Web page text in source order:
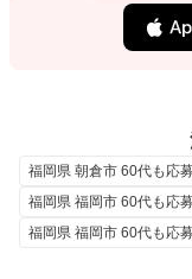
福岡県 朝倉市 60代も応
福岡県 福岡市 60代も応
福岡県 福岡市 60代も応